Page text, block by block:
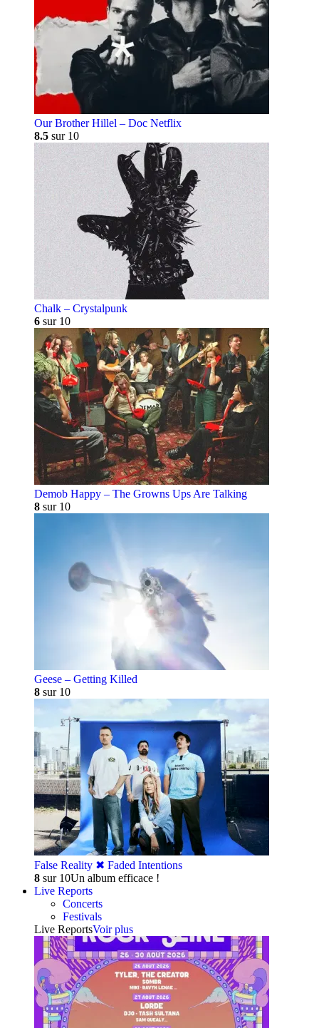
Our Brother Hillel – Doc Netflix
8.5 sur 10
Chalk – Crystalpunk
6 sur 10
Demob Happy – The Growns Ups Are Talking
8 sur 10
Geese – Getting Killed
8 sur 10
False Reality ✖︎ Faded Intentions
8 sur 10Un album efficace !
Live Reports
Concerts
Festivals
Live ReportsVoir plus